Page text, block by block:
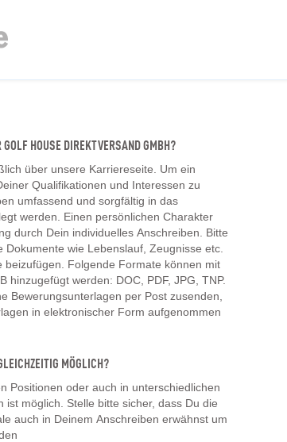
HOUSE DIREKTVERSAND GMBH?
über unsere Karriereseite. Um ein
Qualifikationen und Interessen zu
umfassend und sorgfältig in das
werden. Einen persönlichen Charakter
durch Dein individuelles Anschreiben. Bitte
wie Lebenslauf, Zeugnisse etc.
beizufügen. Folgende Formate können mit
hinzugefügt werden: DOC, PDF, JPG, TNP.
Bewerungsunterlagen per Post zusenden,
in elektronischer Form aufgenommen
MÖGLICH?
Positionen oder auch in unterschiedlichen
ist möglich. Stelle bitte sicher, dass Du die
auch in Deinem Anschreiben erwähnst um